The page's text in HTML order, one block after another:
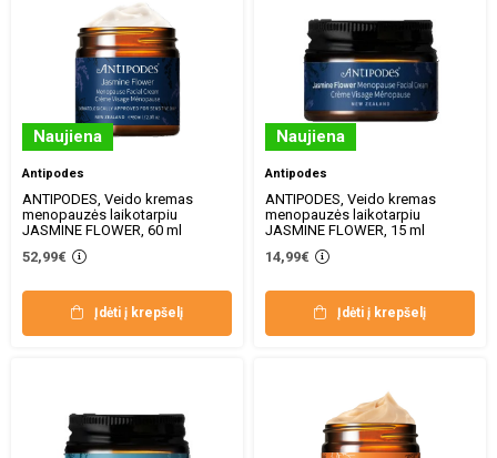
Naujiena
Antipodes
ANTIPODES, Veido kremas
menopauzės laikotarpiu
JASMINE FLOWER, 60 ml
52,99€
Įdėti į krepšelį
Naujiena
Antipodes
ANTIPODES, Veido kremas
menopauzės laikotarpiu
JASMINE FLOWER, 15 ml
14,99€
Įdėti į krepšelį